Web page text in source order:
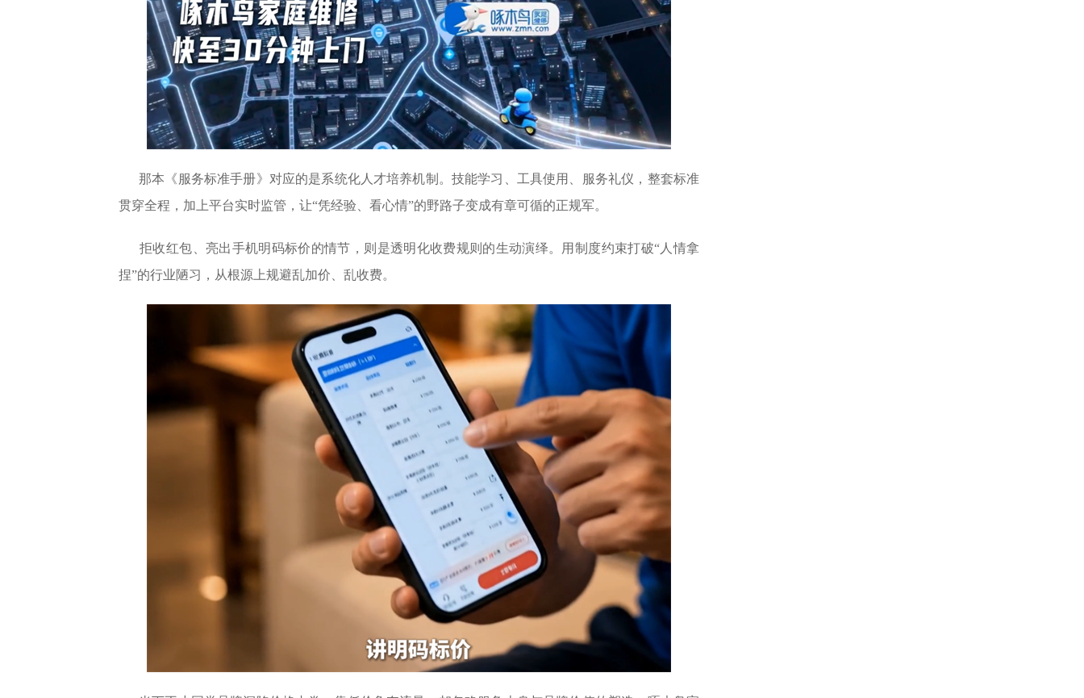
那本《服务标准手册》对应的是系统化人才培养机制。技能学习、工具使用、服务礼仪，整套标准
贯穿全程，加上平台实时监管，让“凭经验、看心情”的野路子变成有章可循的正规军。
拒收红包、亮出手机明码标价的情节，则是透明化收费规则的生动演绎。用制度约束打破“人情拿
捏”的行业陋习，从根源上规避乱加价、乱收费。